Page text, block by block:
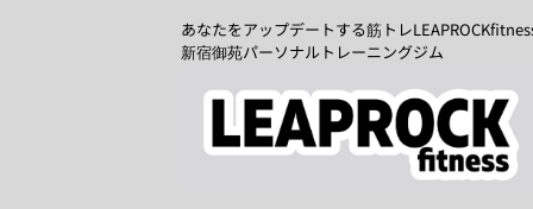
あなたをアップデートする筋トレ
新宿御苑パーソナルトレーニングジム